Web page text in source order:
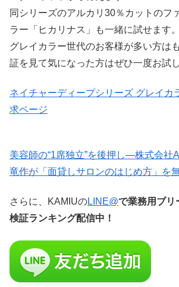
同シリーズのアルカリ30％カットのフ
ラー「ヒカリナス」も一緒に試せます。
グレイカラー世代のお客様が多い方は
証を見て気になった方はぜひ一度お試
ネイチャーディープシリーズ グレイ
求ページ
美容師の“1席独立”を後押し—株式会社
竜作が「面貸しサロンのはじめ方」を
さらに、KAMIUのLINE@で業務用ブリ
検証ランキング配信中！